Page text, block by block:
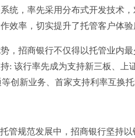
，率先采用分布式开发技术，
效率，切实提升了托管客户体验
招商银行不仅得以托管业内最
: 该行率先成为支持新三板、
创新业务、首家支持利率互换
规范发展中，招商银行坚持以